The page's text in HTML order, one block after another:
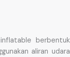
berbentuk
aliran udara